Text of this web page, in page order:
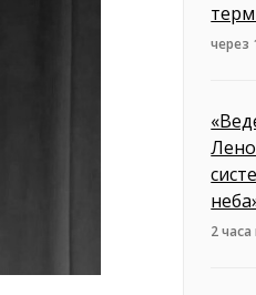
через
2